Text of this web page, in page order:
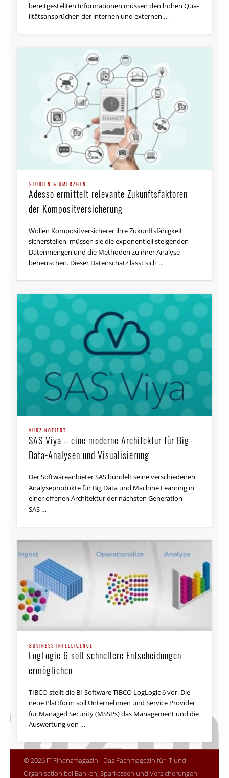
bereitgestellten Informationen müssen den hohen Qua­
li­täts­an­sprü­chen der internen und externen …
STUDIEN & UMFRAGEN
Adesso ermittelt relevante Zukunftsfaktoren
der Kompositversicherung
Wollen Kompositversicherer ihre Zukunftsfähigkeit
sicherstellen, müssen sie die exponentiell steigenden
Datenmengen und die Methoden zu ihrer Analyse
beherrschen. Dieser Datenschatz lässt sich …
KURZ NOTIERT
SAS Viya – eine moderne Architektur für Big-
Data-Analysen und Visualisierung
Der Softwareanbieter SAS bündelt seine verschiedenen
Ana­lyse­pro­dukte für Big Data und Machine Learning in
einer offenen Architektur der nächsten Generation –
SAS …
BUSINESS INTELLIGENCE
LogLogic 6 soll schnellere Entscheidungen
ermöglichen
TIBCO stellt die BI-Software TIBCO LogLogic 6 vor. Die
neue Plattform soll Unternehmen und Service Provider
für Managed Security (MSSPs) das Management und die
Auswertung von …
© 2026 IT Finanzmagazin - Das Fachmagazin für IT und
Organisation bei Banken, Sparkassen und Versicherungen